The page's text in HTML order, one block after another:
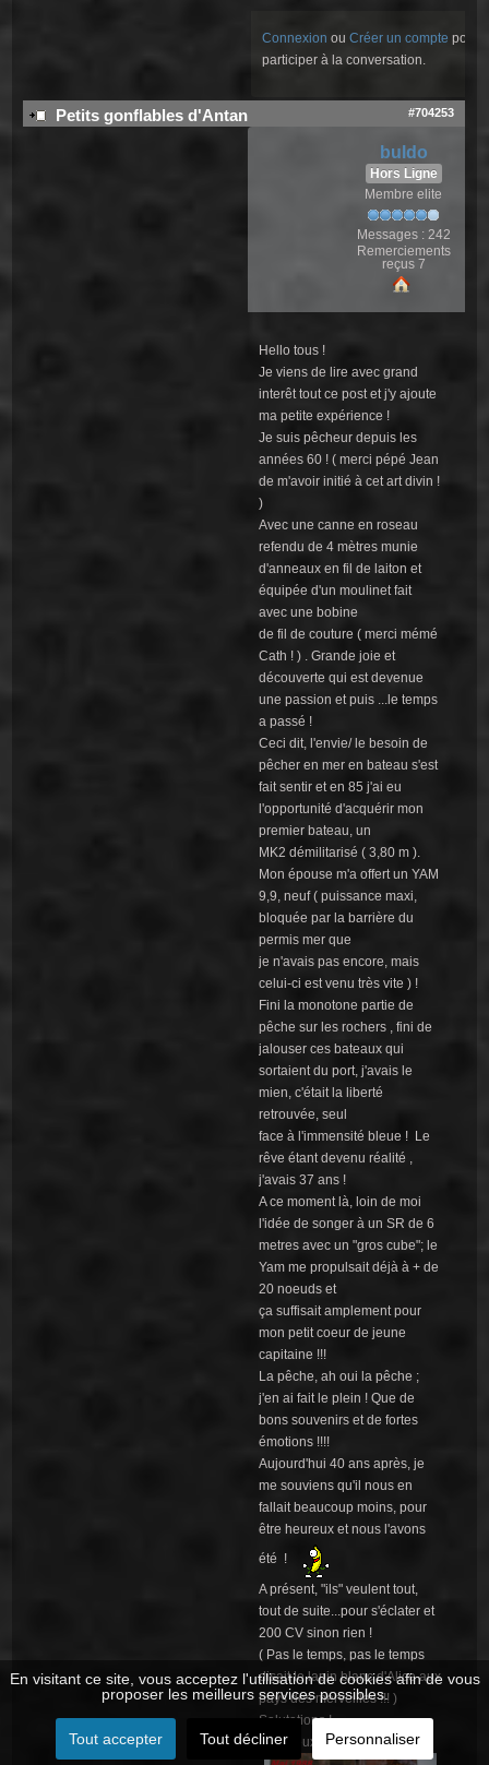
Connexion ouCréer un compte pour
participer à la conversation.
Petits gonflables d'Antan #704253
buldo
Hors Ligne
Membre elite
Messages : 242
Remerciements
reçus 7
Hello tous !
Je viens de lire avec grand
interêt tout ce post et j'y ajoute
ma petite expérience !
Je suis pêcheur depuis les
années 60 ! ( merci pépé Jean
de m'avoir initié à cet art divin !
)
Avec une canne en roseau
refendu de 4 mètres munie
d'anneaux en fil de laiton et
équipée d'un moulinet fait
avec une bobine
de fil de couture ( merci mémé
Cath ! ) . Grande joie et
découverte qui est devenue
une passion et puis ...le temps
a passé !
Ceci dit, l'envie/ le besoin de
pêcher en mer en bateau s'est
fait sentir et en 85 j'ai eu
l'opportunité d'acquérir mon
premier bateau, un
MK2 démilitarisé ( 3,80 m ).
Mon épouse m'a offert un YAM
9,9, neuf ( puissance maxi,
bloquée par la barrière du
permis mer que
je n'avais pas encore, mais
celui-ci est venu très vite ) !
Fini la monotone partie de
pêche sur les rochers , fini de
jalouser ces bateaux qui
sortaient du port, j'avais le
mien, c'était la liberté
retrouvée, seul
face à l'immensité bleue ! Le
rêve étant devenu réalité ,
j'avais 37 ans !
A ce moment là, loin de moi
l'idée de songer à un SR de 6
metres avec un "gros cube"; le
Yam me propulsait déjà à + de
20 noeuds et
ça suffisait amplement pour
mon petit coeur de jeune
capitaine !!!
La pêche, ah oui la pêche ;
j'en ai fait le plein ! Que de
bons souvenirs et de fortes
émotions !!!!
Aujourd'hui 40 ans après, je
me souviens qu'il nous en
fallait beaucoup moins, pour
être heureux et nous l'avons
été !
A présent, "ils" veulent tout,
tout de suite...pour s'éclater et
200 CV sinon rien !
( Pas le temps, pas le temps
disait le lapin blanc d'Alice aux
pays des merveilles !!! )
Salutations !
Mes deux pneus !
En visitant ce site, vous acceptez l'utilisation de cookies afin de vous
proposer les meilleurs services possibles.
Tout accepter Tout décliner Personnaliser